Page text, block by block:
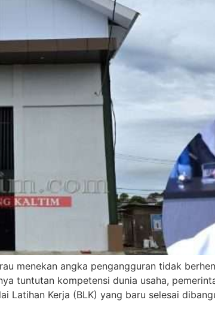
menekan angka pengangguran tidak
tuntutan kompetensi dunia usaha,
Latihan Kerja (BLK) yang baru selesai